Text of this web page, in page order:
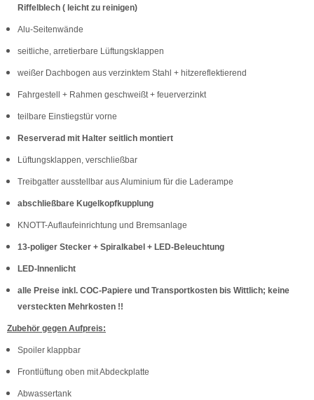
Riffelblech ( leicht zu reinigen)
Alu-Seitenwände
seitliche, arretierbare Lüftungsklappen
weißer Dachbogen aus verzinktem Stahl + hitzereflektierend
Fahrgestell + Rahmen geschweißt + feuerverzinkt
teilbare Einstiegstür vorne
Reserverad mit Halter seitlich montiert
Lüftungsklappen, verschließbar
Treibgatter ausstellbar aus Aluminium für die Laderampe
abschließbare Kugelkopfkupplung
KNOTT-Auflaufeinrichtung und Bremsanlage
13-poliger Stecker + Spiralkabel + LED-Beleuchtung
LED-Innenlicht
alle Preise inkl. COC-Papiere und Transportkosten bis Wittlich; keine
versteckten Mehrkosten !!
Zubehör gegen Aufpreis:
Spoiler klappbar
Frontlüftung oben mit Abdeckplatte
Abwassertank